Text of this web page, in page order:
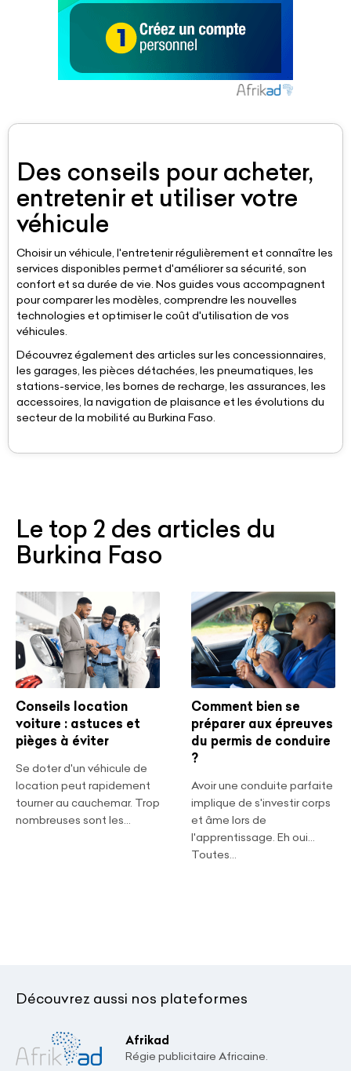
Des conseils pour acheter,
entretenir et utiliser votre
véhicule
Choisir un véhicule, l'entretenir régulièrement et connaître les
services disponibles permet d'améliorer sa sécurité, son
confort et sa durée de vie. Nos guides vous accompagnent
pour comparer les modèles, comprendre les nouvelles
technologies et optimiser le coût d'utilisation de vos
véhicules.
Découvrez également des articles sur les concessionnaires,
les garages, les pièces détachées, les pneumatiques, les
stations-service, les bornes de recharge, les assurances, les
accessoires, la navigation de plaisance et les évolutions du
secteur de la mobilité au Burkina Faso.
Le top 2 des articles du
Burkina Faso
Conseils location
voiture : astuces et
pièges à éviter
Se doter d'un véhicule de
location peut rapidement
tourner au cauchemar. Trop
nombreuses sont les...
Comment bien se
préparer aux épreuves
du permis de conduire
?
Avoir une conduite parfaite
implique de s'investir corps
et âme lors de
l'apprentissage. Eh oui…
Toutes...
Découvrez aussi nos plateformes
Afrikad
Régie publicitaire Africaine.